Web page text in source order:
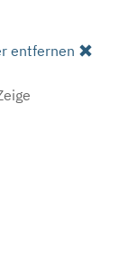
entfernen